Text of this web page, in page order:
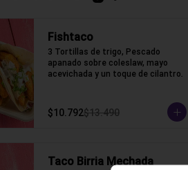
Fishtaco
3 Tortillas de trigo, Pescado
apanado sobre coleslaw, mayo
acevichada y un toque de cilantro.
$10.792$13.490
Taco Birria Mechada